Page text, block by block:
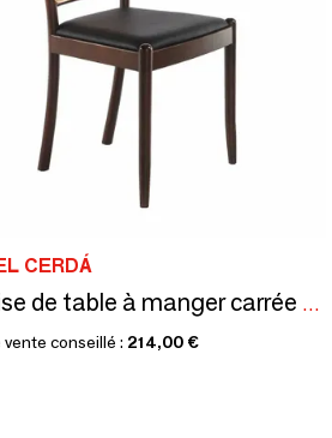
CERDÁ
Chaise de table à manger carrée en rotin
vente conseillé : 214,00 €